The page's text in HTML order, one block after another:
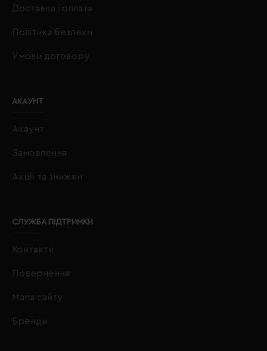
Доставка і оплата
Політика безпеки
Умови договору
АКАУНТ
Акаунт
Замовлення
Акції та знижки
СЛУЖБА ПІДТРИМКИ
Контакти
Повернення
Мапа сайту
Бренди